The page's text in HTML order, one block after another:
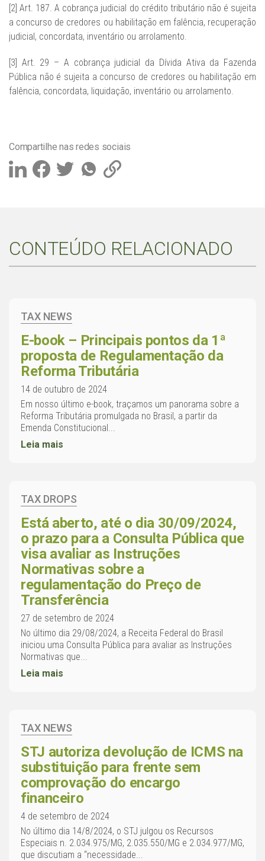
[2] Art. 187. A cobrança judicial do crédito tributário não é sujeita
a concurso de credores ou habilitação em falência, recuperação
judicial, concordata, inventário ou arrolamento.
[3] Art. 29 – A cobrança judicial da Dívida Ativa da Fazenda
Pública não é sujeita a concurso de credores ou habilitação em
falência, concordata, liquidação, inventário ou arrolamento.
Compartilhe nas redes sociais
CONTEÚDO RELACIONADO
TAX NEWS
E-book – Principais pontos da 1ª
proposta de Regulamentação da
Reforma Tributária
14 de outubro de 2024
Em nosso último e-book, traçamos um panorama sobre a
Reforma Tributária promulgada no Brasil, a partir da
Emenda Constitucional...
Leia mais
TAX DROPS
Está aberto, até o dia 30/09/2024,
o prazo para a Consulta Pública que
visa avaliar as Instruções
Normativas sobre a
regulamentação do Preço de
Transferência
27 de setembro de 2024
No último dia 29/08/2024, a Receita Federal do Brasil
iniciou uma Consulta Pública para avaliar as Instruções
Normativas que...
Leia mais
TAX NEWS
STJ autoriza devolução de ICMS na
substituição para frente sem
comprovação do encargo
financeiro
4 de setembro de 2024
No último dia 14/8/2024, o STJ julgou os Recursos
Especiais n. 2.034.975/MG, 2.035.550/MG e 2.034.977/MG,
que discutiam a “necessidade...